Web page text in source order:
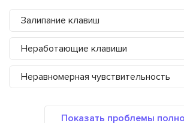
Залипание клавиш
Неработающие клавиши
Неравномерная чувствительность